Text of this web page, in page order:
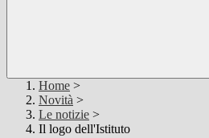
Home >
Novità >
Le notizie >
Il logo dell'Istituto